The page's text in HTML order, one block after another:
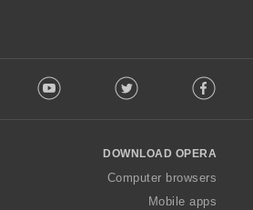
o
w
O
Facebook
Twitter
Youtube
DOWNLOAD OPERA
Computer browsers
Mobile apps